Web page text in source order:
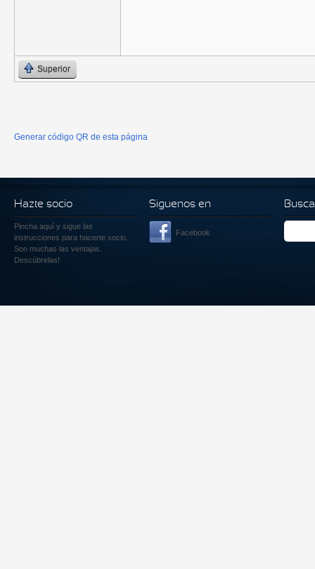
Superior
Generar código QR de esta página
Hazte socio
Pincha aquí y sigue las
instrucciones para hacerte socio.
Son muchas las ventajas.
Descúbrelas!
Siguenos en
Facebook